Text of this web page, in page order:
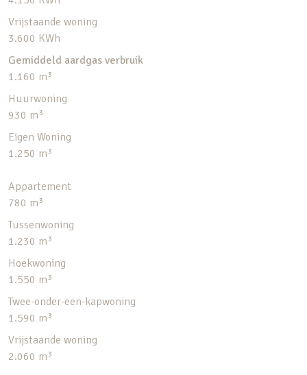
Vrijstaande woning
3.600 KWh
Gemiddeld aardgas verbruik
1.160 m³
Huurwoning
930 m³
Eigen Woning
1.250 m³
Appartement
780 m³
Tussenwoning
1.230 m³
Hoekwoning
1.550 m³
Twee-onder-een-kapwoning
1.590 m³
Vrijstaande woning
2.060 m³